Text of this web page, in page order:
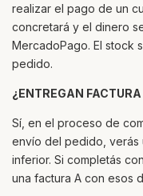
realizar el pago de un
concretará y el dinero
MercadoPago. El stock
pedido.
¿ENTREGAN FACTURA
Sí, en el proceso de
envío del pedido, verás
inferior. Si completás
una factura A con esos